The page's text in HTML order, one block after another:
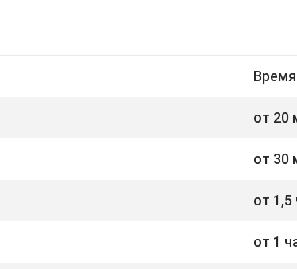
от 20
от 30
от 1,5
от 1